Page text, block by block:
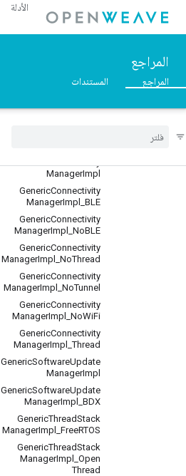
الأدلة
المراجع
المراجع المستندات
ESP32Config
FactoryProvisioning
ManagerImpl
GenericConnectivity
ManagerImpl
BLE
GenericConnectivity
ManagerImpl NoBLE
GenericConnectivity
ManagerImpl NoThread
GenericConnectivity
ManagerImpl NoTunnel
GenericConnectivity
ManagerImpl NoWiFi
GenericConnectivity
ManagerImpl _Thread
GenericSoftwareUpdate
ManagerImpl
GenericSoftwareUpdate
ManagerImpl
BDX
GenericThreadStack
ManagerImpl FreeRTOS
GenericThreadStack
ManagerImpl
Open
Thread